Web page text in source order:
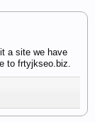
a site we have
to frtyjkseo.biz.